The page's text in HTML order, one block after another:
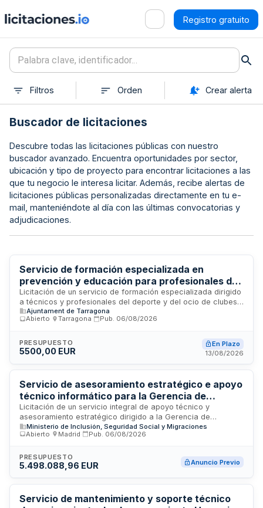
Registro gratuito
Filtros Orden Crear alerta
Buscador de licitaciones
Descubre todas las licitaciones públicas con nuestro
buscador avanzado. Encuentra oportunidades por sector,
ubicación y tipo de proyecto para encontrar licitaciones a las
que tu negocio le interesa licitar. Además, recibe alertas de
licitaciones públicas personalizadas directamente en tu e-
mail, manteniéndote al día con las últimas convocatorias y
adjudicaciones.
Servicio de formación especializada en
prevención y educación para profesionales del
deporte y ocio - Ayuntamiento de Tarragona
Licitación de un servicio de formación especializada dirigido
a técnicos y profesionales del deporte y del ocio de clubes
deportivos tarraconenses. La formación aborda el papel
preventivo de estas figuras técnicas como referentes
promoción de estilos de vida saludables y la prevención del
consumo problemático de sustancias. El servicio se
profesionales del sector deportivo y de ocio en
competencias educativas y preventivas en materia de
drogas y bienestar juvenil.
Ajuntament de Tarragona
Abierto
Tarragona Pub. 06/08/2026
PRESUPUESTO
5500,00 EUR
En Plazo
13/08/2026
Servicio de asesoramiento estratégico e apoyo
técnico informático para la Gerencia de
Informática de la Seguridad Social
Licitación de un servicio integral de apoyo técnico y
asesoramiento estratégico dirigido a la Gerencia de
Informática de la Seguridad Social, organismo responsable
de la gestión tecnológica e infraestructuras informáticas del
valor de aproximadamente 2,3 millones de euros, busca
fortalecer la capacidad de decisión estratégica y operativa
infraestructuras y transformación digital. El servicio se
desarrollará en Madrid, sede de la Gerencia, y abarca
Ministerio de Inclusión, Seguridad Social y Migraciones
Abierto
Madrid Pub. 06/08/2026
PRESUPUESTO
5.498.088,96 EUR Anuncio Previo
Servicio de mantenimiento y soporte técnico